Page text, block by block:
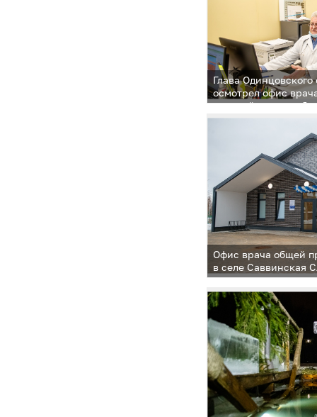
Глава
осмотрел офис
который начал
Слобода
Офис врача общей
в селе Саввинская